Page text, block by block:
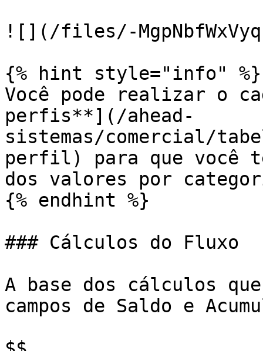
![](/files/-
{% hint style="info" %}
Você pode realizar o
perfis**](/ahead-
sistemas/comercial/
perfil) para que você
dos valores por
{% endhint %}
### Cálculos do Fluxo
A base dos cálculos
campos de Saldo e